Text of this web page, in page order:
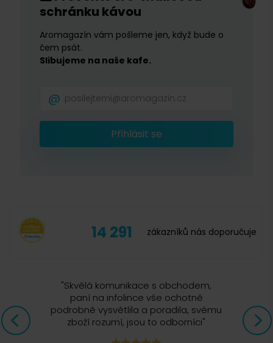
schránku kávou
Aromagazín vám pošleme jen, když bude o
čem psát.
Slibujeme na naše kafe.
Přihlásit se
14 291 zákazníků nás doporučuje
"Skvělá komunikace s obchodem,
paní na infolince vše ochotně
podrobně vysvětlila a poradila, svému
zboží rozumí, jsou to odborníci"